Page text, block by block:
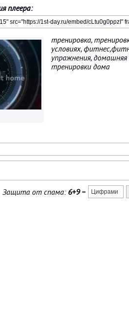
плеера:
тренировка,
условиях,
упражнения, домашняя
тренировки дома
Защита от спама: 6+9=